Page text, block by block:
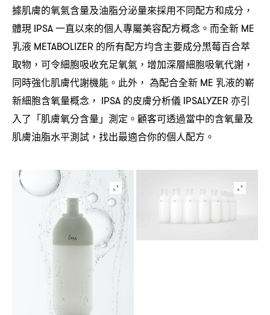
據肌膚的氧氣含量及油脂分泌量來採用不同配方和成分 ，
體現 IPSA一直以來的個人專屬美容配方概念。而全新 ME
乳液 METABOLIZER 的所有配方均含主要成分黑莓百合萃
取物 ， 可令細胞吸收充足氧氣 ， 增加深層細胞吸氧代謝 ，
同時強化肌膚代謝機能。此外 ， 為配合全新 ME 乳液的嶄
新細胞含氧量概念 ， IPSA 的皮膚分析儀 IPSALYZER 亦引
入了「肌膚氧分含量」測定。顧客可透過當中的含氧量及
肌膚油脂水平測試 ， 找出最適合你的個人配方。